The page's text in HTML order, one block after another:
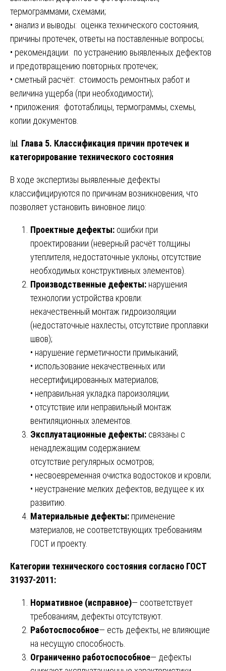
термограммами, схемами;
• анализ и выводы: оценка технического состояния,
причины протечек, ответы на поставленные вопросы;
• рекомендации: по устранению выявленных дефектов
и предотвращению повторных протечек;
• сметный расчёт: стоимость ремонтных работ и
величина ущерба (при необходимости);
• приложения: фототаблицы, термограммы, схемы,
копии документов.
📊 Глава 5. Классификация причин протечек и
категорирование технического состояния
В ходе экспертизы выявленные дефекты
классифицируются по причинам возникновения, что
позволяет установить виновное лицо:
Проектные дефекты: ошибки при
проектировании (неверный расчёт толщины
утеплителя, недостаточные уклоны, отсутствие
необходимых конструктивных элементов).
Производственные дефекты: нарушения
технологии устройства кровли:
некачественный монтаж гидроизоляции
(недостаточные нахлесты, отсутствие проплавки
швов);
• нарушение герметичности примыканий;
• использование некачественных или
несертифицированных материалов;
• неправильная укладка пароизоляции;
• отсутствие или неправильный монтаж
вентиляционных элементов.
Эксплуатационные дефекты: связаны с
ненадлежащим содержанием:
отсутствие регулярных осмотров;
• несвоевременная очистка водостоков и кровли;
• неустранение мелких дефектов, ведущее к их
развитию.
Материальные дефекты: применение
материалов, не соответствующих требованиям
ГОСТ и проекту.
Категории технического состояния согласно ГОСТ
31937-2011:
Нормативное (исправное)— соответствует
требованиям, дефекты отсутствуют.
Работоспособное— есть дефекты, не влияющие
на несущую способность.
Ограниченно работоспособное— дефекты